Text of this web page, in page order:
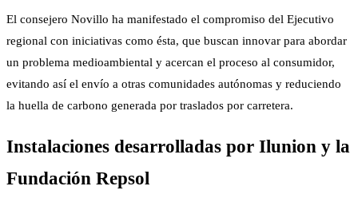
El consejero Novillo ha manifestado el compromiso del Ejecutivo
regional con iniciativas como ésta, que buscan innovar para abordar
un problema medioambiental y acercan el proceso al consumidor,
evitando así el envío a otras comunidades autónomas y reduciendo
la huella de carbono generada por traslados por carretera.
Instalaciones desarrolladas por Ilunion y la
Fundación Repsol